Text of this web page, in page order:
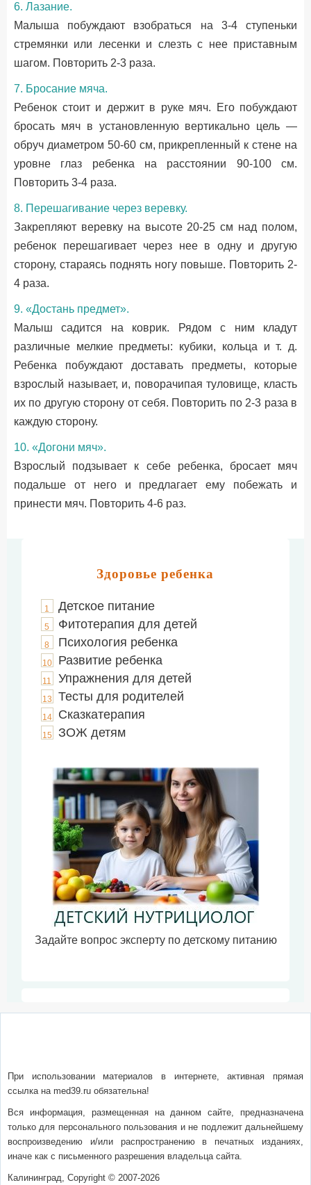
6. Лазание.
Малыша побуждают взобраться на 3-4 ступеньки
стремянки или лесенки и слезть с нее приставным
шагом. Повторить 2-3 раза.
7. Бросание мяча.
Ребенок стоит и держит в руке мяч. Его побуждают
бросать мяч в установленную вертикально цель —
обруч диаметром 50-60 см, прикрепленный к стене на
уровне глаз ребенка на расстоянии 90-100 см.
Повторить 3-4 раза.
8. Перешагивание через веревку.
Закрепляют веревку на высоте 20-25 см над полом,
ребенок перешагивает через нее в одну и другую
сторону, стараясь поднять ногу повыше. Повторить 2-
4 раза.
9. «Достань предмет».
Малыш садится на коврик. Рядом с ним кладут
различные мелкие предметы: кубики, кольца и т. д.
Ребенка побуждают доставать предметы, которые
взрослый называет, и, поворачипая туловище, класть
их по другую сторону от себя. Повторить по 2-3 раза в
каждую сторону.
10. «Догони мяч».
Взрослый подзывает к себе ребенка, бросает мяч
подальше от него и предлагает ему побежать и
принести мяч. Повторить 4-6 раз.
Здоровье ребенка
1 Детское питание
5 Фитотерапия для детей
8 Психология ребенка
10 Развитие ребенка
11 Упражнения для детей
13 Тесты для родителей
14 Сказкатерапия
15 ЗОЖ детям
Задайте вопрос эксперту по детскому питанию
При использовании материалов в интернете, активная прямая
ссылка на med39.ru обязательна!
Вся информация, размещенная на данном сайте, предназначена
только для персонального пользования и не подлежит дальнейшему
воспроизведению и/или распространению в печатных изданиях,
иначе как с письменного разрешения владельца сайта.
Калининград, Copyright © 2007-2026